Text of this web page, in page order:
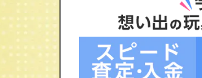
ネオブライス ベリーインスパイア
オブライス トイザらス限定 ベリ
ザらス限定 ファンシーパンジー/ネ
バイナイキ/ネオブライス ボヘミ
ーフォートゥー/ネオブライス エ
ネオブライス シナモンガール
家具 などドールアイテムを高価
ブライス/Blythe買取のことならお
1点1点大切に査定し、お迎えいた